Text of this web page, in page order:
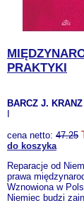
PRAKTYKI
BARCZ J.
cena netto: 47.25
do koszyka
Reparacje od
prawa
Wznowiona w
Niemiec budzi